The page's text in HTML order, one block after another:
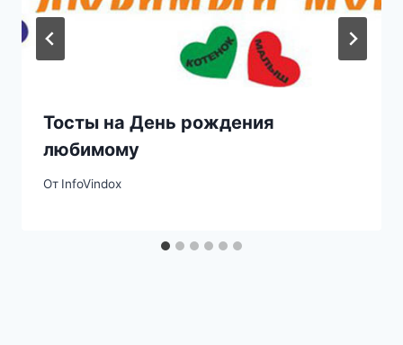
Тосты на День рождения
любимому
От InfoVindox